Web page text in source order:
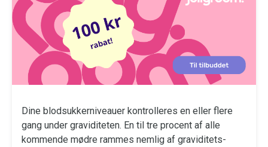
Dine blodsukkerniveauer kontrolleres en eller flere
gang under graviditeten. En til tre procent af alle
kommende mødre rammes nemlig af graviditets-